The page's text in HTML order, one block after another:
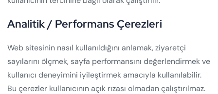
Analitik / Performans Çerezleri
Web sitesinin nasıl kullanıldığını anlamak, ziyaretçi
sayılarını ölçmek, sayfa performansını değerlendirmek ve
kullanıcı deneyimini iyileştirmek amacıyla kullanılabilir.
Bu çerezler kullanıcının açık rızası olmadan çalıştırılmaz.